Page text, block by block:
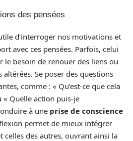
des pensées
d’interroger nos motivations et
avec ces pensées. Parfois, celui
le besoin de renouer des liens ou
Se poser des questions
comme : « Qu’est-ce que cela
Quelle action puis-je
à une prise de conscience
permet de mieux intégrer
celles des autres, ouvrant ainsi la